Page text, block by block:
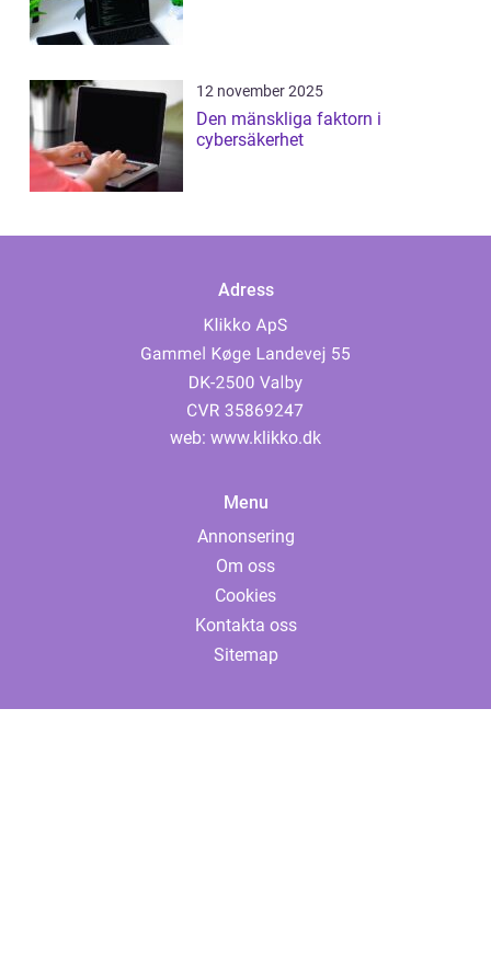
12 november 2025
Den mänskliga faktorn i
cybersäkerhet
Adress
web: www.klikko.dk
Menu
Annonsering
Om oss
Cookies
Kontakta oss
Sitemap